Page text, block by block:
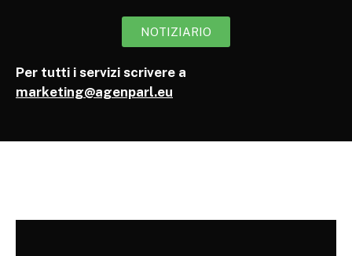
NOTIZIARIO
Per tutti i servizi scrivere a
marketing@agenparl.eu